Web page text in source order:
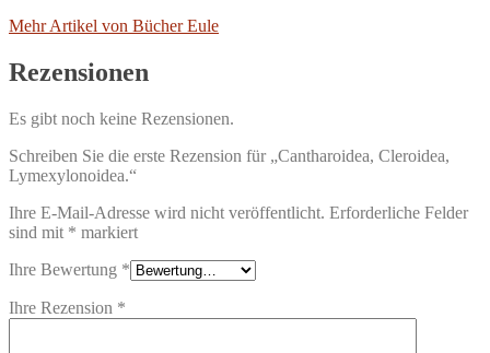
Mehr Artikel von Bücher Eule
Rezensionen
Es gibt noch keine Rezensionen.
Schreiben Sie die erste Rezension für „Cantharoidea, Cleroidea,
Lymexylonoidea.“
Ihre E-Mail-Adresse wird nicht veröffentlicht. Erforderliche Felder
sind mit * markiert
Ihre Bewertung *
Ihre Rezension *